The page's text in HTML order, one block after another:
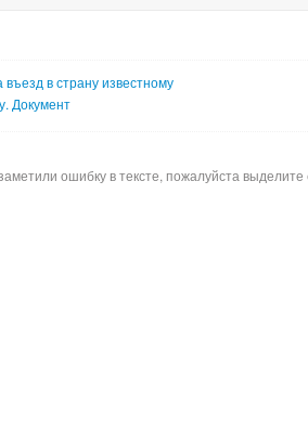
в страну известному
Документ
ошибку в тексте, пожалуйста